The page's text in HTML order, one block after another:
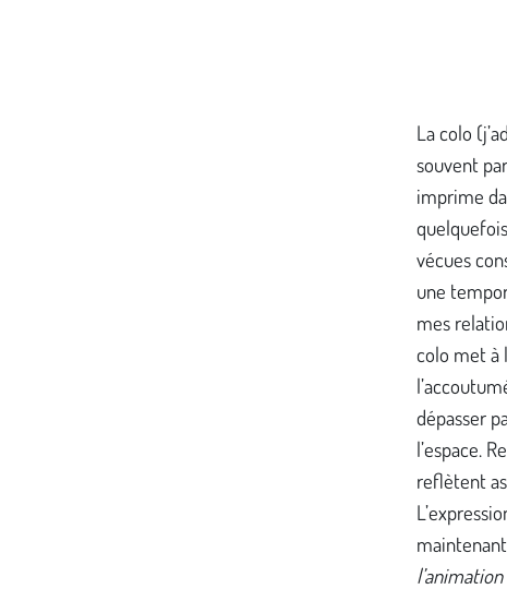
La colo
souvent
imprime
vécues
une
mes
colo met à
dépasser
l’espace.
reflètent